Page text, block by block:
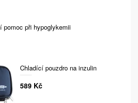
pomoc při hypoglykemii
Chladící pouzdro na inzulin
589 Kč